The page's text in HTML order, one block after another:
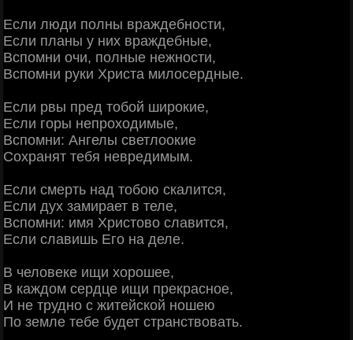
Если люди полны враждебности,
Если планы у них враждебные,
Вспомни очи, полные нежности,
Вспомни руки Христа милосердные.
Если рвы пред тобой широкие,
Если горы непроходимые,
Вспомни: Ангелы светлоокие
Сохранят тебя невредимым.
Если смерть над тобою скалится,
Если дух замирает в теле,
Вспомни: имя Христово славится,
Если славишь Его на деле.
В человеке ищи хорошее,
В каждом сердце ищи прекрасное,
И не трудно с житейской ношею
По земле тебе будет странствовать.